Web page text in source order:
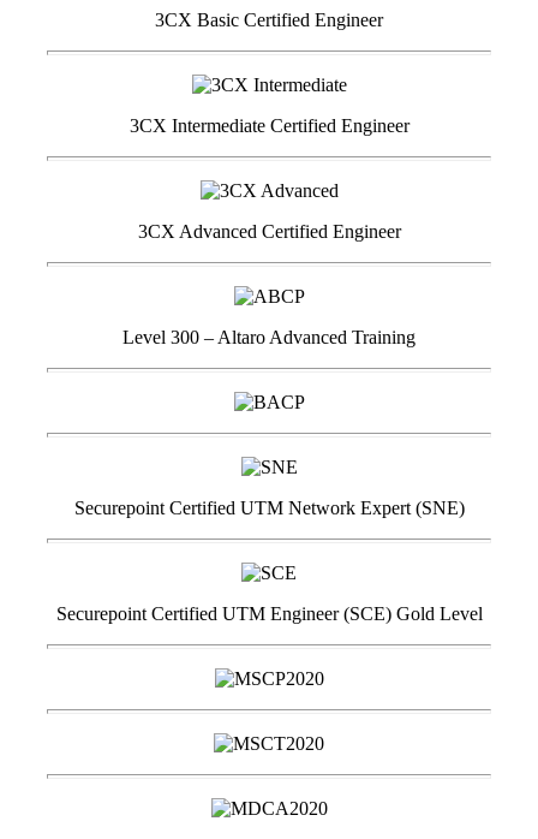
3CX Basic Certified Engineer
3CX Intermediate Certified Engineer
3CX Advanced Certified Engineer
Level 300 – Altaro Advanced Training
Securepoint Certified UTM Network Expert (SNE)
Securepoint Certified UTM Engineer (SCE) Gold Level